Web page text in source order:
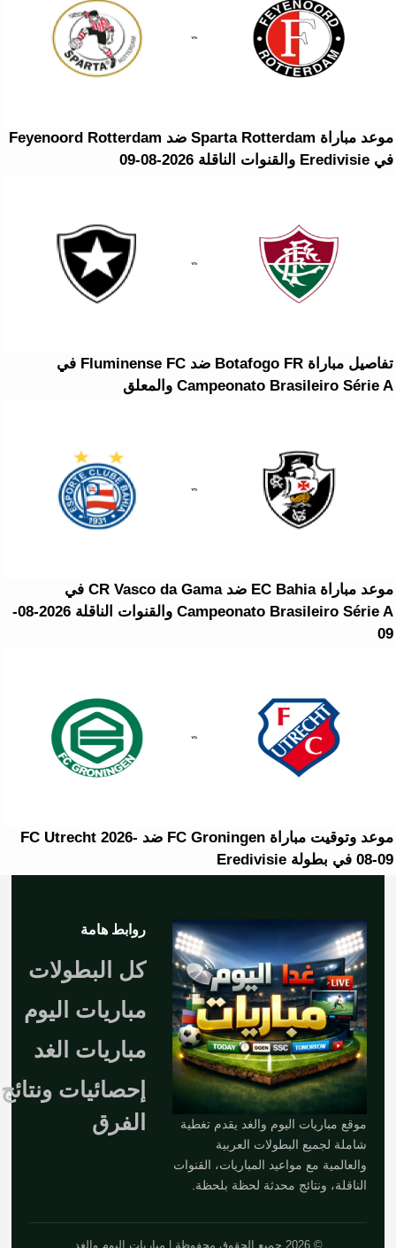
موعد مباراة Sparta Rotterdam ضد Feyenoord Rotterdam
في Eredivisie والقنوات الناقلة 2026-08-09
تفاصيل مباراة Botafogo FR ضد Fluminense FC في
Campeonato Brasileiro Série A والمعلق
موعد مباراة EC Bahia ضد CR Vasco da Gama في
Campeonato Brasileiro Série A والقنوات الناقلة 2026-08-
09
موعد وتوقيت مباراة FC Groningen ضد FC Utrecht 2026-
08-09 في بطولة Eredivisie
موقع مباريات اليوم والغد يقدم تغطية
شاملة لجميع البطولات العربية
والعالمية مع مواعيد المباريات، القنوات
الناقلة، ونتائج محدثة لحظة بلحظة.
روابط هامة
كل البطولات
مباريات اليوم
مباريات الغد
إحصائيات ونتائج
الفرق
© 2026 جميع الحقوق محفوظة | مباريات اليوم والغد